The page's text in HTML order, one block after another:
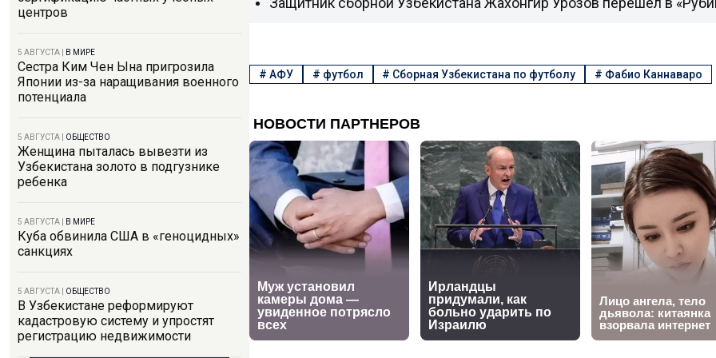
центров
5 АВГУСТА В МИРЕ
Сестра Ким Чен Ына пригрозила
Японии из-за наращивания военного
потенциала
5 АВГУСТА ОБЩЕСТВО
Женщина пыталась вывезти из
Узбекистана золото в подгузнике
ребенка
5 АВГУСТА В МИРЕ
Куба обвинила США в «геноцидных»
санкциях
5 АВГУСТА ОБЩЕСТВО
В Узбекистане реформируют
кадастровую систему и упростят
регистрацию недвижимости
# АФУ # футбол # Сборная Узбекистана по футболу # Фабио Каннаваро